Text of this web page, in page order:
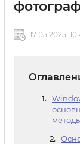
17 05 2025,